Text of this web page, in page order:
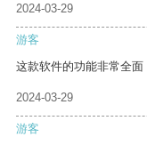
2024-03-29
游客
这款软件的功能非常全面
2024-03-29
游客